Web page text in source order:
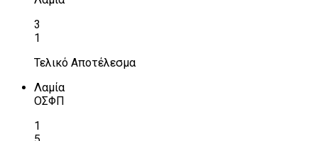
3
1
Τελικό Αποτέλεσμα
Λαμία
ΟΣΦΠ
1